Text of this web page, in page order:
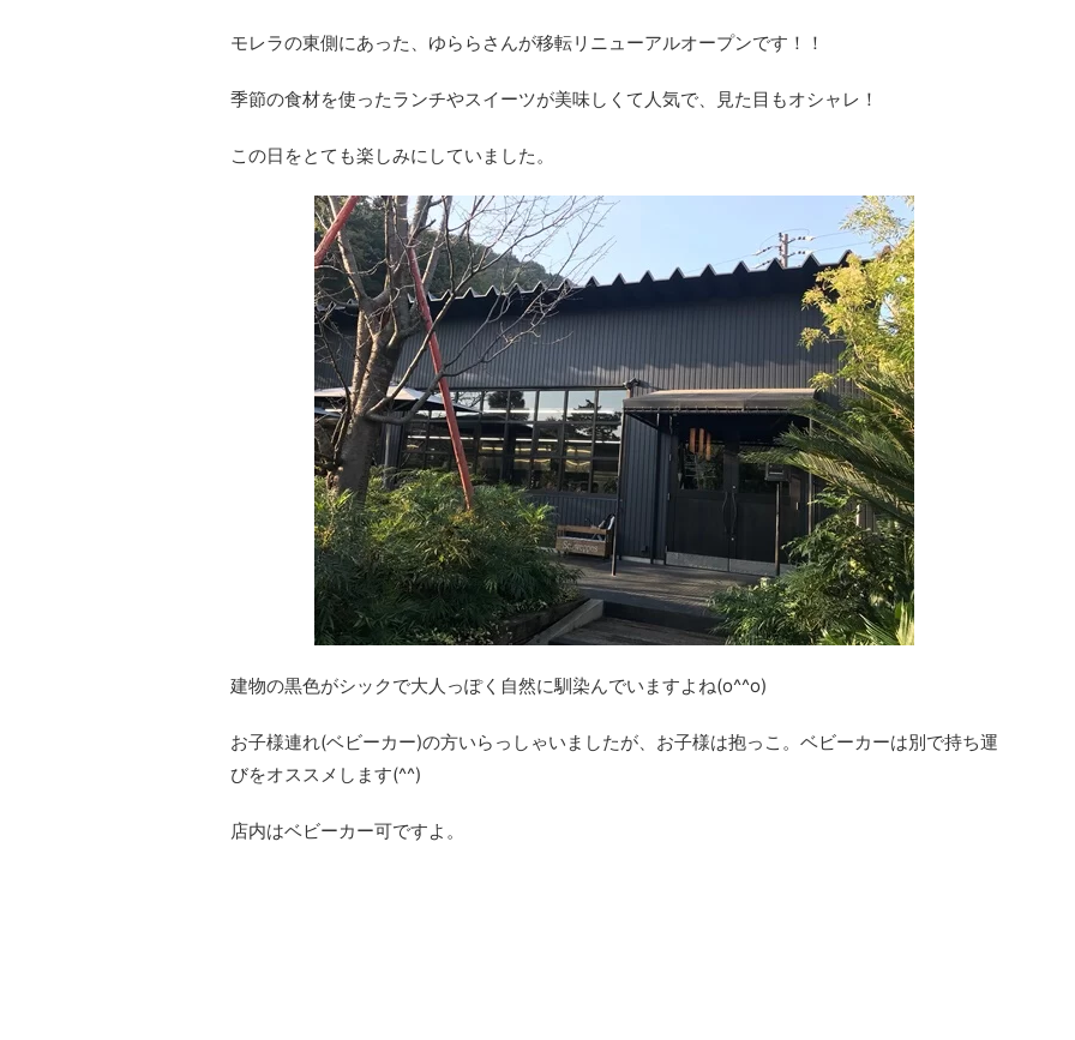
モレラの東側にあった、ゆららさんが移転リニューアルオープンです！！
季節の食材を使ったランチやスイーツが美味しくて人気で、見た目もオシャレ！
この日をとても楽しみにしていました。
建物の黒色がシックで大人っぽく自然に馴染んでいますよね(o^^o)
お子様連れ(ベビーカー)の方いらっしゃいましたが、お子様は抱っこ。ベビーカーは別で持ち運
びをオススメします(^^)
店内はベビーカー可ですよ。